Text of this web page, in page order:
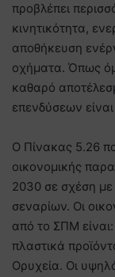
προβλέπει
κινητικότητα,
αποθήκευση
οχήματα. Όπως
καθαρό
επενδύσεων
Ο Πίνακας 5.26
οικονομικής
2030 σε σχέση με
σεναρίων. Οι
από το ΣΠΜ
πλαστικά
Ορυχεία. Οι